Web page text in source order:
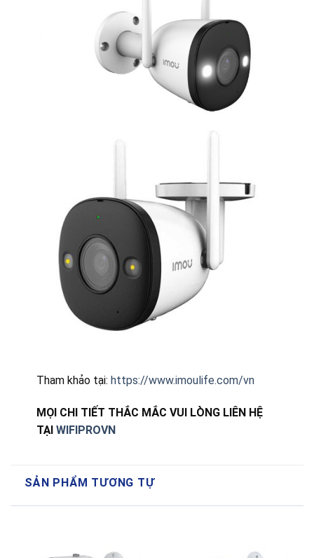
Tham khảo tại: https://www.imoulife.com/vn
MỌI CHI TIẾT THẮC MẮC VUI LÒNG LIÊN HỆ
TẠI WIFIPROVN
SẢN PHẨM TƯƠNG TỰ